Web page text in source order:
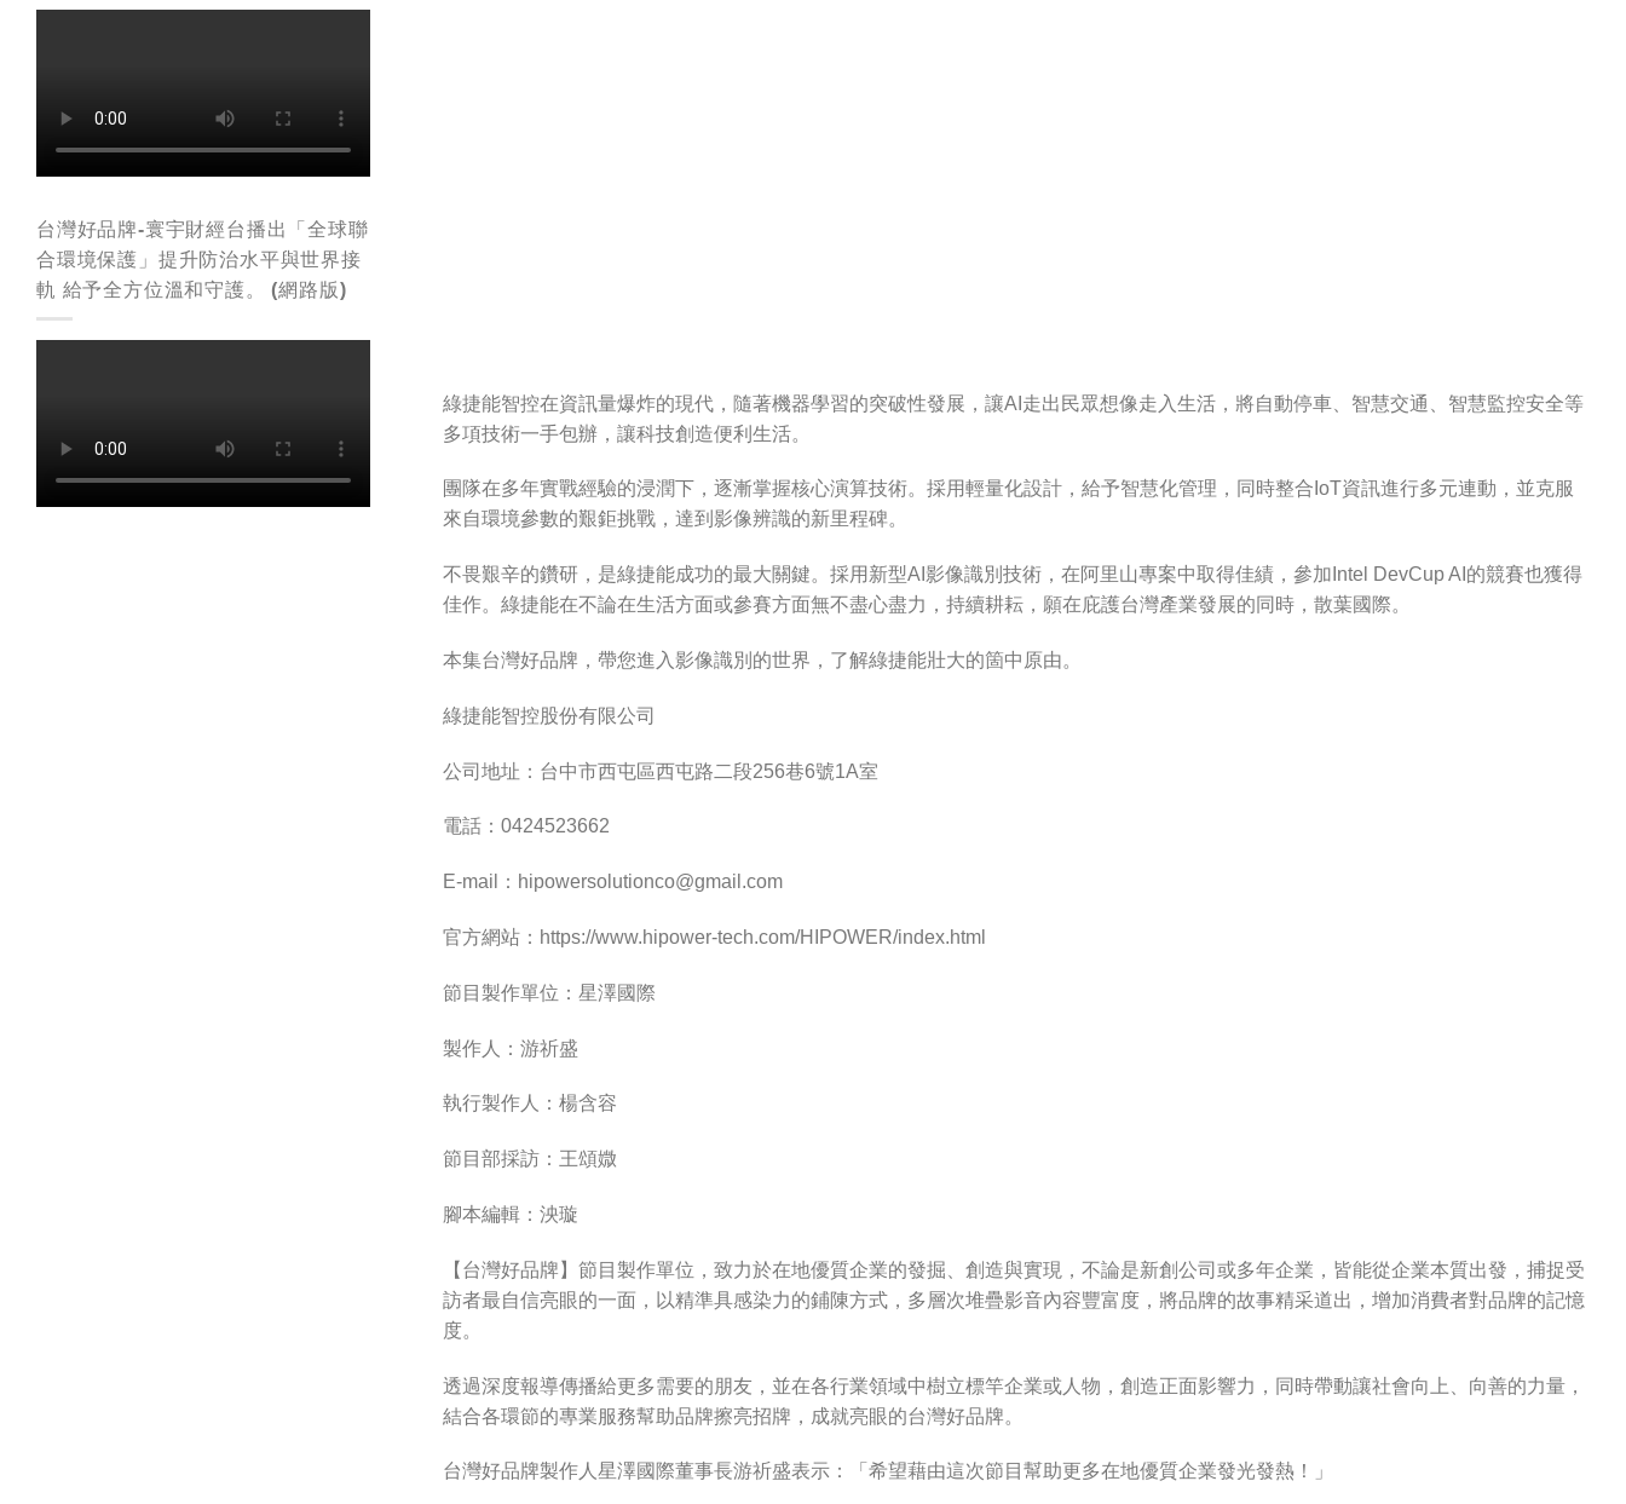
台灣好品牌-寰宇財經台播出「全球聯
合環境保護」提升防治水平與世界接
軌 給予全方位溫和守護。 (網路版)
綠捷能智控在資訊量爆炸的現代，隨著機器學習的突破性發展，讓AI走出民眾想像走入生活，將自動停車、智慧交通、智慧監控安全等
多項技術一手包辦，讓科技創造便利生活。
團隊在多年實戰經驗的浸潤下，逐漸掌握核心演算技術。採用輕量化設計，給予智慧化管理，同時整合IoT資訊進行多元連動，並克服
來自環境參數的艱鉅挑戰，達到影像辨識的新里程碑。
不畏艱辛的鑽研，是綠捷能成功的最大關鍵。採用新型AI影像識別技術，在阿里山專案中取得佳績，參加Intel DevCup AI的競賽也獲得
佳作。綠捷能在不論在生活方面或參賽方面無不盡心盡力，持續耕耘，願在庇護台灣產業發展的同時，散葉國際。
本集台灣好品牌，帶您進入影像識別的世界，了解綠捷能壯大的箇中原由。
綠捷能智控股份有限公司
公司地址：台中市西屯區西屯路二段256巷6號1A室
電話：0424523662
E-mail： hipowersolutionco@gmail.com
官方網站：https://www.hipower-tech.com/HIPOWER/index.html
節目製作單位：星澤國際
製作人：游祈盛
執行製作人：楊含容
節目部採訪：王頌媺
腳本編輯：泱璇
【台灣好品牌】節目製作單位，致力於在地優質企業的發掘、創造與實現，不論是新創公司或多年企業，皆能從企業本質出發，捕捉受
訪者最自信亮眼的一面，以精準具感染力的鋪陳方式，多層次堆疊影音內容豐富度，將品牌的故事精采道出，增加消費者對品牌的記憶
度。
透過深度報導傳播給更多需要的朋友，並在各行業領域中樹立標竿企業或人物，創造正面影響力，同時帶動讓社會向上、向善的力量，
結合各環節的專業服務幫助品牌擦亮招牌，成就亮眼的台灣好品牌。
台灣好品牌製作人星澤國際董事長游祈盛表示：「希望藉由這次節目幫助更多在地優質企業發光發熱！」